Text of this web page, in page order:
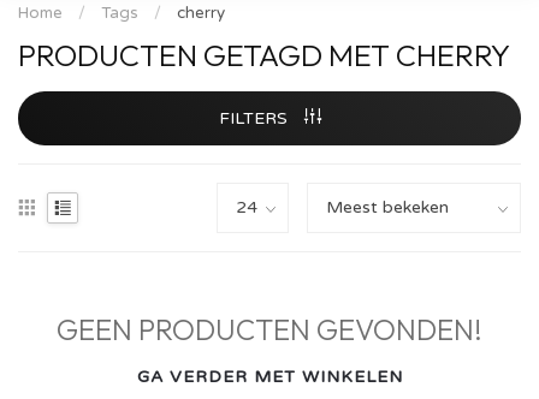
Home / Tags / cherry
PRODUCTEN GETAGD MET CHERRY
FILTERS
GEEN PRODUCTEN GEVONDEN!
GA VERDER MET WINKELEN